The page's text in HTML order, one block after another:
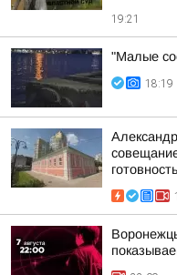
19:21
"Малые
18:19